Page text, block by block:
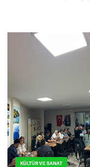
KÜLTÜR VE SANAT